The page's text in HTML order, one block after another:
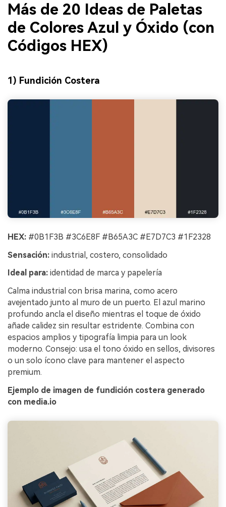
Más de 20 Ideas de Paletas
de Colores Azul y Óxido (con
Códigos HEX)
1) Fundición Costera
HEX: #0B1F3B #3C6E8F #B65A3C #E7D7C3 #1F2328
Sensación: industrial, costero, consolidado
Ideal para: identidad de marca y papelería
Calma industrial con brisa marina, como acero
avejentado junto al muro de un puerto. El azul marino
profundo ancla el diseño mientras el toque de óxido
añade calidez sin resultar estridente. Combina con
espacios amplios y tipografía limpia para un look
moderno. Consejo: usa el tono óxido en sellos, divisores
o un solo ícono clave para mantener el aspecto
premium.
Ejemplo de imagen de fundición costera generado
con media.io